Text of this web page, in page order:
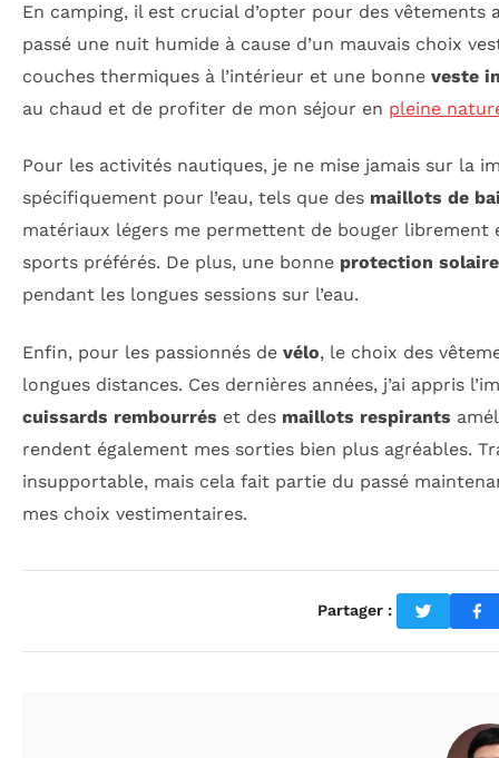
En camping, il est crucial d’opter pour des vêtements
passé une nuit humide à cause d’un mauvais choix
couches thermiques à l’intérieur et une bonne veste
au chaud et de profiter de mon séjour en pleine
Pour les activités nautiques, je ne mise jamais sur la
spécifiquement pour l’eau, tels que des maillots de
matériaux légers me permettent de bouger librement
sports préférés. De plus, une bonne protection solaire
pendant les longues sessions sur l’eau.
Enfin, pour les passionnés de vélo, le choix des
longues distances. Ces dernières années, j’ai appris
cuissards rembourrés et des maillots respirants
rendent également mes sorties bien plus agréables.
insupportable, mais cela fait partie du passé
mes choix vestimentaires.
Partager :